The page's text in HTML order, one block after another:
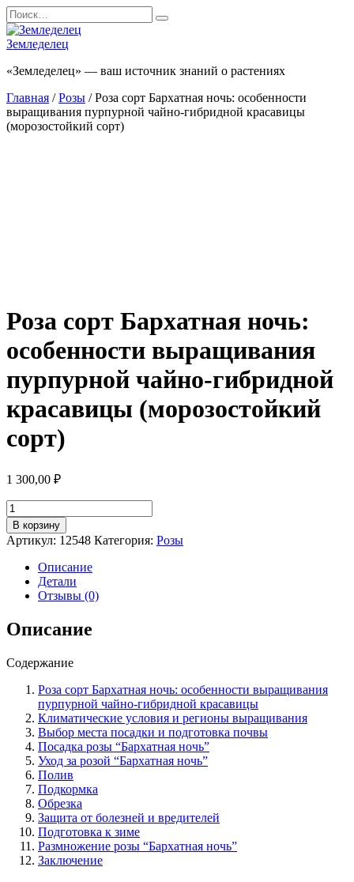
Перейти
к
содержанию
Search
for:
Земледелец
«Земледелец» — ваш источник знаний о растениях
Главная /Розы / Роза сорт Бархатная ночь: особенности
выращивания пурпурной чайно-гибридной красавицы
(морозостойкий сорт)
Роза сорт Бархатная ночь:
особенности выращивания
пурпурной чайно-гибридной
красавицы (морозостойкий
сорт)
1 300,00 ₽
Количество
товара
Роза
сорт
Бархатная
ночь:
особенности
выращивания
пурпурной
чайно-
красавицы
сорт)
В корзину
Артикул: 12548 Категория: Розы
Описание
Детали
Отзывы (0)
Описание
Содержание
Роза сорт Бархатная ночь: особенности выращивания
пурпурной чайно-гибридной красавицы
Климатические условия и регионы выращивания
Выбор места посадки и подготовка почвы
Посадка розы “Бархатная ночь”
Уход за розой “Бархатная ночь”
Полив
Подкормка
Обрезка
Защита от болезней и вредителей
Подготовка к зиме
Размножение розы “Бархатная ночь”
Заключение